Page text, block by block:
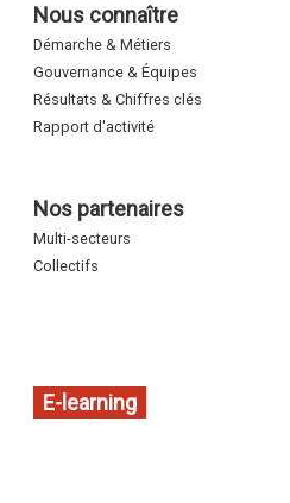
Nous connaître
Démarche & Métiers
Gouvernance & Équipes
Résultats & Chiffres clés
Rapport d'activité
Nos partenaires
Multi-secteurs
Collectifs
E-learning